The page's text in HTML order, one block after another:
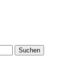
Suchen